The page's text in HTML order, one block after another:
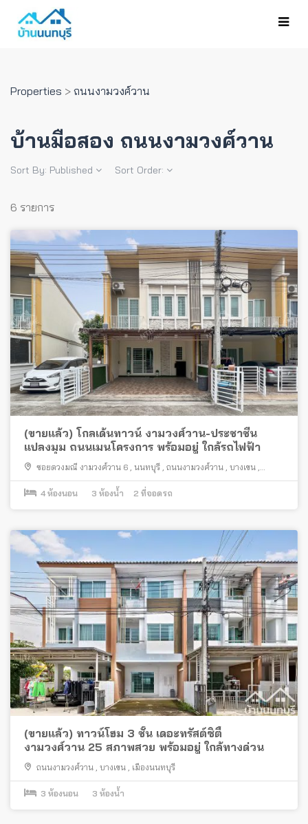
Properties > ถนนงามวงศ์วาน
บ้านมือสอง ถนนงามวงศ์วาน
Sort By: Published Sort Order:
6 รายการ
(ขายแล้ว) โกลเด้นทาวน์ งามวงศ์วาน-ประชาชื่น
แปลงมุม ถนนเมนโครงการ พร้อมอยู่ ใกล้รถไฟฟ้า
ซอยดวงมณี งามวงศ์วาน 6 นนทบุรี ถนนงามวงศ์วาน บางเขน
เมืองนนทบุรี
4 ห้องนอน 3 ห้องน้ำ 2 ที่จอดรถ
(ขายแล้ว) ทาวน์โฮม 3 ชั้น เดอะทรัสต์ซิตี้
งามวงศ์วาน 25 สภาพสวย พร้อมอยู่ ใกล้ทางด่วน
ถนนงามวงศ์วาน บางเขน เมืองนนทบุรี
3 ห้องนอน 3 ห้องน้ำ